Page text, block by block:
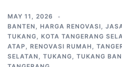
MAY 11, 2026
BANTEN , HARGA RENOVASI,
TUKANG, KOTA TANGERANG
ATAP , RENOVASI RUMAH ,
SELATAN , TUKANG, TUKANG